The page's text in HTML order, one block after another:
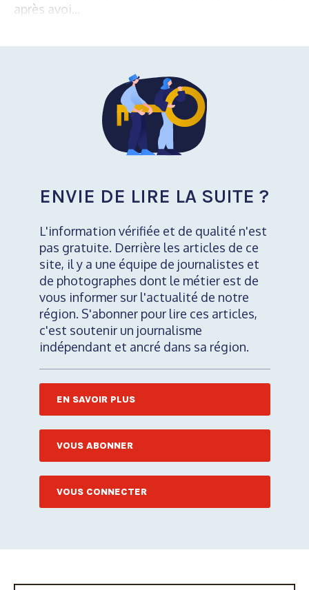
après avoi...
ENVIE DE LIRE LA SUITE ?
L'information vérifiée et de qualité n'est
pas gratuite. Derrière les articles de ce
site, il y a une équipe de journalistes et
de photographes dont le métier est de
vous informer sur l'actualité de notre
région. S'abonner pour lire ces articles,
c'est soutenir un journalisme
indépendant et ancré dans sa région.
EN SAVOIR PLUS
VOUS ABONNER
VOUS CONNECTER